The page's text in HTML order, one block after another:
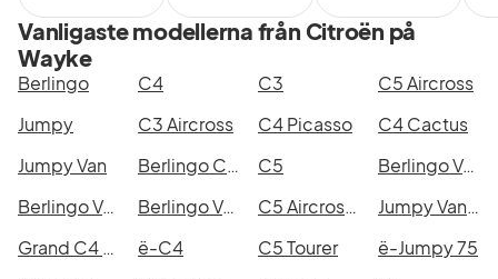
Genom vårt samarbete
med Fragus Group kan
du dessutom mot
tillägg få upp till 36
månaders garanti,
marknadsledande på
begagnade bilar.
Vanligaste modellerna från Citroën på
Wayke
Berlingo C4 C3
C5 Aircross
Jumpy
C3 Aircross C4 Picasso
C4 Cactus
Jumpy Van
Berlingo Crew Van C5
Berlingo Van
Berlingo Van Increased Payload
Berlingo Van Long C5 Aircross Hybrid 145
Jumpy Van IP
Grand C4 Picasso
ë-C4 C5 Tourer
ë-Jumpy 75